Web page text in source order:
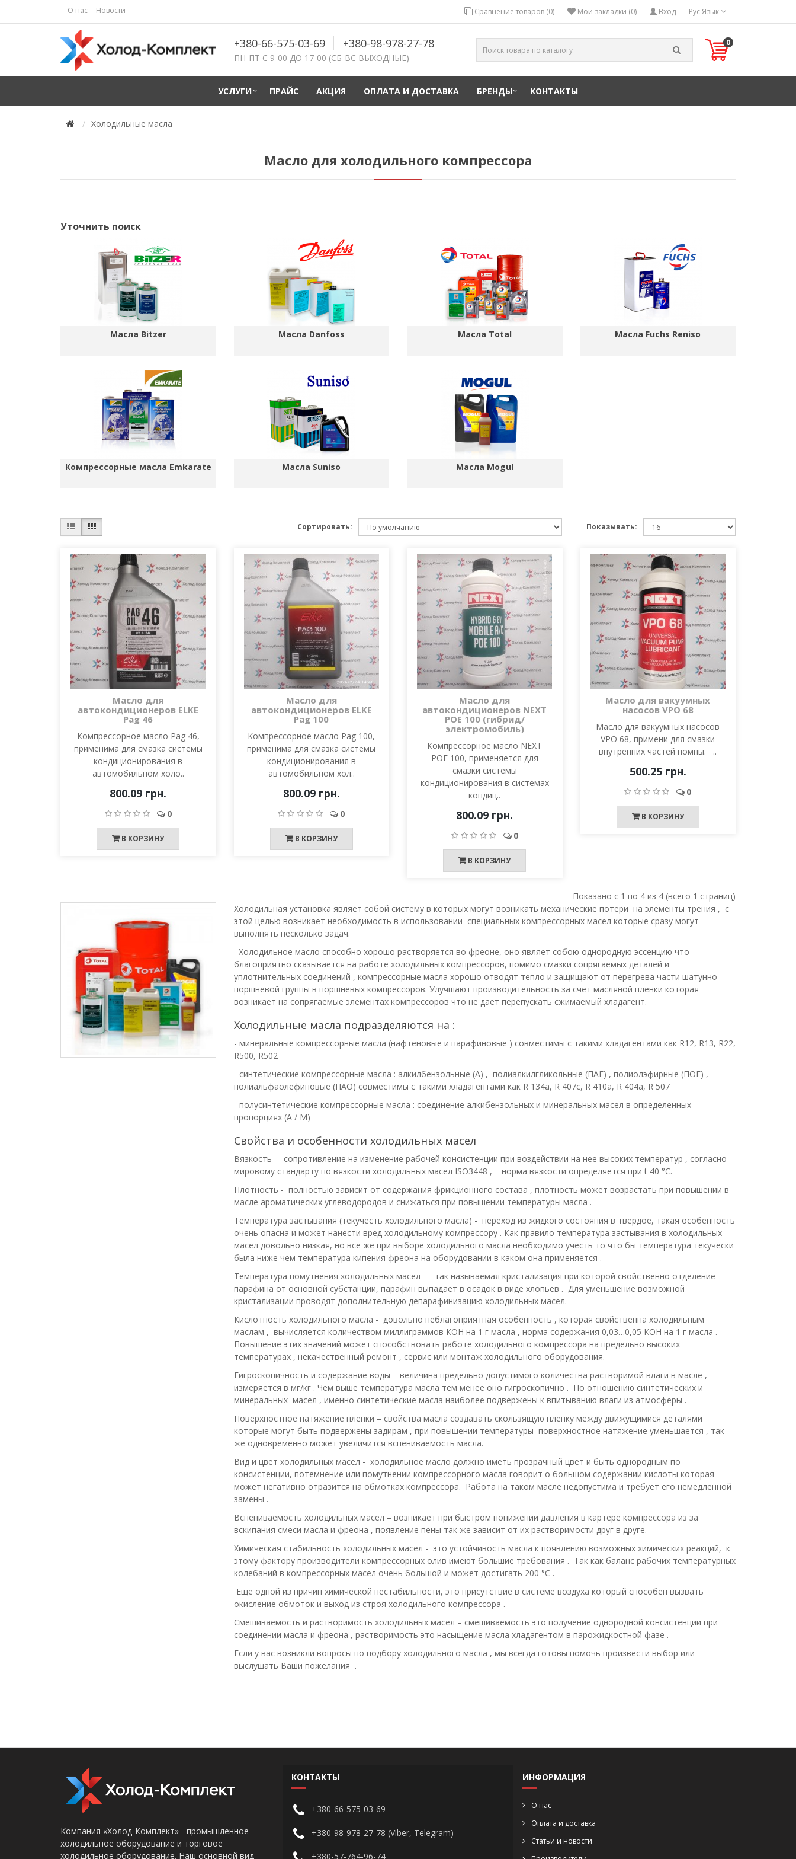
О нас Новости РусЯзык
Вход
Мои закладки (0)
Сравнение товаров (0)
+380-66-575-03-69 +380-98-978-27-78
ПН-ПТ С 9-00 ДО 17-00 (СБ-ВС ВЫХОДНЫЕ)
0
УСЛУГИ ПРАЙС АКЦИЯ ОПЛАТА И ДОСТАВКА БРЕНДЫ КОНТАКТЫ
Холодильные масла
Масло для холодильного компрессора
Холодильная установка являет собой систему в которых могут возникать механические потери на элементы трения , с
этой целью возникает необходимость в использовании специальных компрессорных масел которые сразу могут
выполнять несколько задач.
Холодильное масло способно хорошо растворяется во фреоне, оно являет собою однородную эссенцию что
благоприятно сказывается на работе холодильных компрессоров, помимо смазки сопрягаемых деталей и
уплотнительных соединений , компрессорные масла хорошо отводят тепло и защищают от перегрева части шатунно -
поршневой группы в поршневых компрессоров. Улучшают производительность за счет масляной пленки которая
возникает на сопрягаемые элементах компрессоров что не дает перепускать сжимаемый хладагент.
Холодильные масла подразделяются на :
- минеральные компрессорные масла (нафтеновые и парафиновые ) совместимы с такими хладагентами как R12, R13, R22,
R500, R502
- синтетические компрессорные масла : алкилбензольные (А) , полиалкилгликольные (ПАГ) , полиолэфирные (ПОЕ) ,
полиальфаолефиновые (ПАО) совместимы с такими хладагентами как R 134a, R 407c, R 410a, R 404a, R 507
- полусинтетические компрессорные масла : соединение алкибензольных и минеральных масел в определенных
пропорциях (А / М)
Свойства и особенности холодильных масел
Вязкость – сопротивление на изменение рабочей консистенции при воздействии на нее высоких температур , согласно
мировому стандарту по вязкости холодильных масел ISO3448 , норма вязкости определяется при t 40 °C.
Плотность - полностью зависит от содержания фрикционного состава , плотность может возрастать при повышении в
масле ароматических углеводородов и снижаться при повышении температуры масла .
Температура застывания (текучесть холодильного масла) - переход из жидкого состояния в твердое, такая особенность
очень опасна и может нанести вред холодильному компрессору . Как правило температура застывания в холодильных
масел довольно низкая, но все же при выборе холодильного масла необходимо учесть то что бы температура текучески
была ниже чем температура кипения фреона на оборудовании в каком она применяется .
Температура помутнения холодильных масел – так называемая кристализация при которой свойственно отделение
парафина от основной субстанции, парафин выпадает в осадок в виде хлопьев . Для уменьшение возможной
кристализации проводят дополнительную депарафинизацию холодильных масел.
Кислотность холодильного масла - довольно неблагоприятная особенность , которая свойственна холодильным
маслам , вычисляется количеством миллиграммов КОН на 1 г масла , норма содержания 0,03…0,05 КОН на 1 г масла .
Повышение этих значений может способствовать работе холодильного компрессора на предельно высоких
температурах , некачественный ремонт , сервис или монтаж холодильного оборудования.
Гигроскопичность и содержание воды – величина предельно допустимого количества растворимой влаги в масле ,
измеряется в мг/кг . Чем выше температура масла тем менее оно гигроскопично . По отношению синтетических и
минеральных масел , именно синтетические масла наиболее подвержены к впитыванию влаги из атмосферы .
Поверхностное натяжение пленки – свойства масла создавать скользящую пленку между движущимися деталями
которые могут быть подвержены задирам , при повышении температуры поверхностное натяжение уменьшается , так
же одновременно может увеличится вспениваемость масла.
Вид и цвет холодильных масел - холодильное масло должно иметь прозрачный цвет и быть однородным по
консистенции, потемнение или помутнении компрессорного масла говорит о большом содержании кислоты которая
может негативно отразится на обмотках компрессора. Работа на таком масле недопустима и требует его немедленной
замены .
Вспениваемость холодильных масел – возникает при быстром понижении давления в картере компрессора из за
вскипания смеси масла и фреона , появление пены так же зависит от их растворимости друг в друге.
Химическая стабильность холодильных масел - это устойчивость масла к появлению возможных химических реакций, к
этому фактору производители компрессорных олив имеют большие требования . Так как баланс рабочих температурных
колебаний в компрессорных масел очень большой и может достигать 200 °С .
Еще одной из причин химической нестабильности, это присутствие в системе воздуха который способен вызвать
окисление обмоток и выход из строя холодильного компрессора .
Смешиваемость и растворимость холодильных масел – смешиваемость это получение однородной консистенции при
соединении масла и фреона , растворимость это насыщение масла хладагентом в парожидкостной фазе .
Если у вас возникли вопросы по подбору холодильного масла , мы всегда готовы помочь произвести выбор или
выслушать Ваши пожелания .
Уточнить поиск
Масла Bitzer Масла Danfoss Масла Total Масла Fuchs Reniso
Компрессорные масла Emkarate Масла Suniso Масла Mogul
Сортировать: Показывать:
Масло для
автокондиционеров ELKE
Pag 46
Компрессорное масло Pag 46,
применима для смазка системы
кондиционирования в
автомобильном холо..
800.09 грн.
0
В КОРЗИНУ
Масло для
автокондиционеров ELKE
Pag 100
Компрессорное масло Pag 100,
применима для смазка системы
кондиционирования в
автомобильном хол..
800.09 грн.
0
В КОРЗИНУ
Масло для
автокондиционеров NEXT
POE 100 (гибрид/
электромобиль)
Компрессорное масло NEXT
POE 100, применяется для
смазки системы
кондиционирования в системах
кондиц..
800.09 грн.
0
В КОРЗИНУ
Масло для вакуумных
насосов VPO 68
Масло для вакуумных насосов
VPO 68, примени для смазки
внутренних частей помпы. ..
500.25 грн.
0
В КОРЗИНУ
Показано с 1 по 4 из 4 (всего 1 страниц)
Компания «Холод-Комплект» - промышленное
холодильное оборудование и торговое
холодильное оборудование. Наш основной вид
КОНТАКТЫ
+380-66-575-03-69
+380-98-978-27-78 (Viber, Telegram)
+380-57-764-96-74
ИНФОРМАЦИЯ
О нас
Оплата и доставка
Статьи и новости